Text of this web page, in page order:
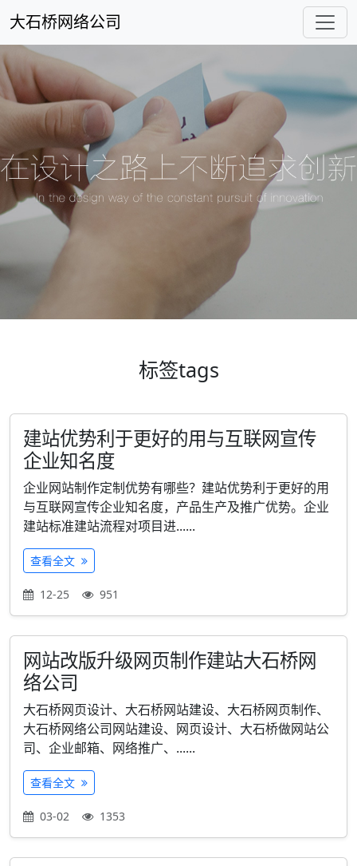
大石桥网络公司
标签tags
建站优势利于更好的用与互联网宣传
企业知名度
企业网站制作定制优势有哪些？建站优势利于更好的用
与互联网宣传企业知名度，产品生产及推广优势。企业
建站标准建站流程对项目进......
查看全文
12-25 951
网站改版升级网页制作建站大石桥网
络公司
大石桥网页设计、大石桥网站建设、大石桥网页制作、
大石桥网络公司网站建设、网页设计、大石桥做网站公
司、企业邮箱、网络推广、......
查看全文
03-02 1353